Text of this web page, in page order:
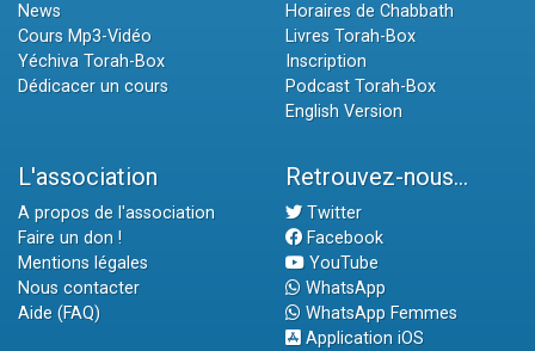
News
Cours Mp3-Vidéo
Yéchiva Torah-Box
Dédicacer un cours
Horaires de Chabbath
Livres Torah-Box
Inscription
Podcast Torah-Box
English Version
L'association
A propos de l'association
Faire un don !
Mentions légales
Nous contacter
Aide (FAQ)
Retrouvez-nous...
Twitter
Facebook
YouTube
WhatsApp
WhatsApp Femmes
Application iOS